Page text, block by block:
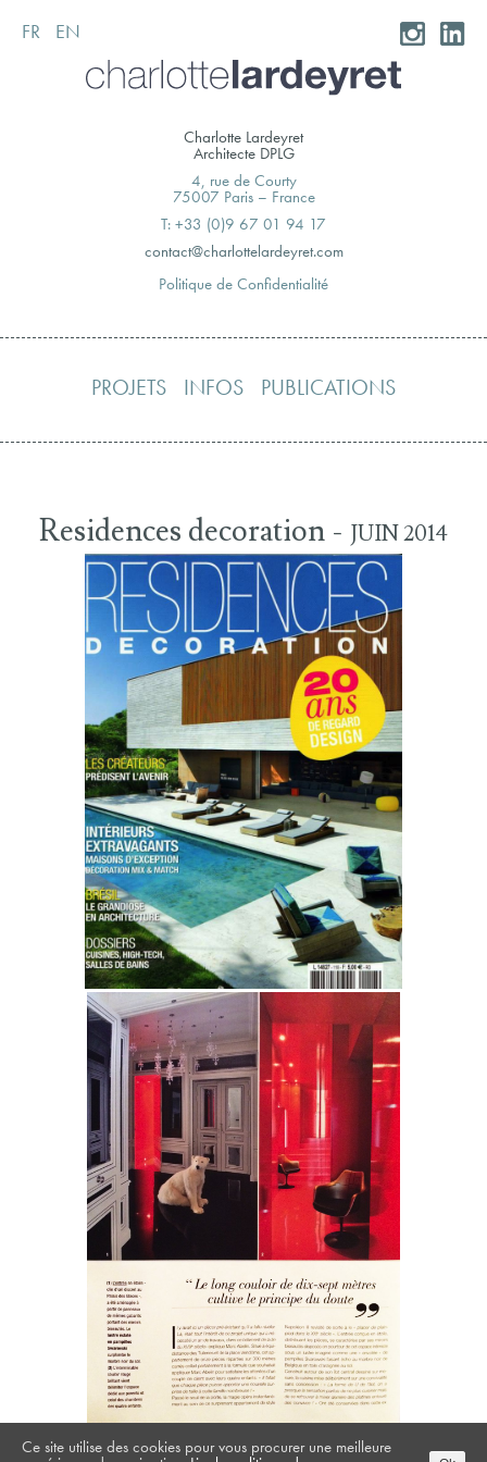
Skip
to
FR EN
Charlotte Lardeyret
Architecte DPLG
4, rue de Courty
75007 Paris – France
T: +33 (0)9 67 01 94 17
moc.teryedralettolrahc@tcatnoc
Politique de Confidentialité
PROJETS INFOS PUBLICATIONS
Residences decoration - JUIN 2014
Ce site utilise des cookies pour vous procurer une meilleure